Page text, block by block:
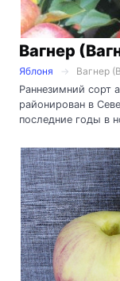
Вагнер
Яблоня
Вагнер
Раннезимний сорт
районирован в
последние годы в